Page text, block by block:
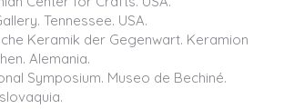
Tennessee. USA.
Keramik der Gegenwart. Keramion
Alemania.
Symposium. Museo de Bechiné.